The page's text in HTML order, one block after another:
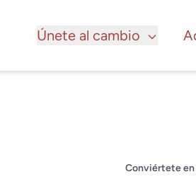
Únete al cambio
Conviértete en